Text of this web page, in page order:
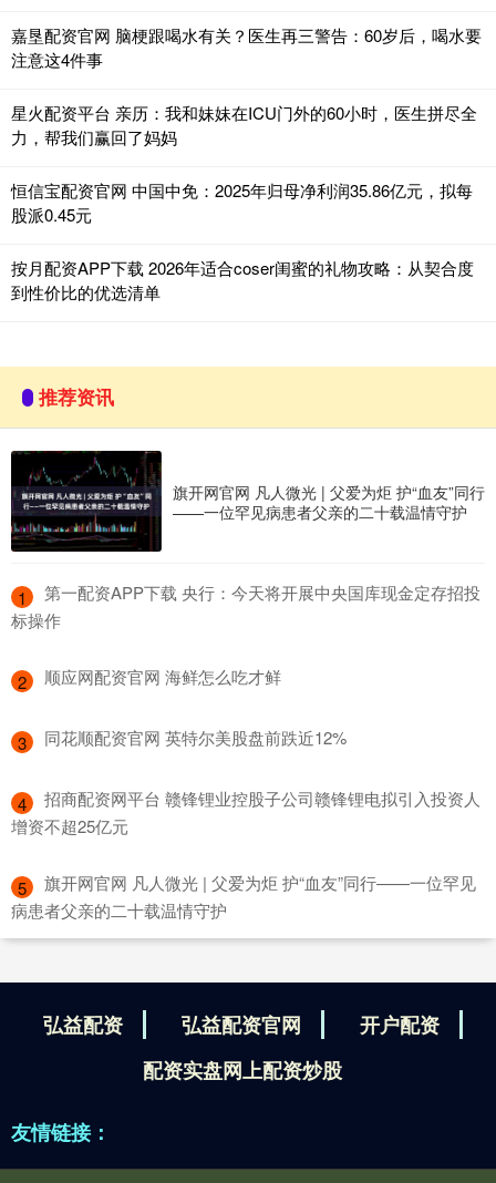
嘉垦配资官网 脑梗跟喝水有关？医生再三警告：60岁后，喝水要
注意这4件事
星火配资平台 亲历：我和妹妹在ICU门外的60小时，医生拼尽全
力，帮我们赢回了妈妈
恒信宝配资官网 中国中免：2025年归母净利润35.86亿元，拟每
股派0.45元
按月配资APP下载 2026年适合coser闺蜜的礼物攻略：从契合度
到性价比的优选清单
推荐资讯
旗开网官网 凡人微光 | 父爱为炬 护“血友”同行
——一位罕见病患者父亲的二十载温情守护
1
​第一配资APP下载 央行：今天将开展中央国库现金定存招投
标操作
2 ​顺应网配资官网 海鲜怎么吃才鲜
3 ​同花顺配资官网 英特尔美股盘前跌近12%
4
​招商配资网平台 赣锋锂业控股子公司赣锋锂电拟引入投资人
增资不超25亿元
5
​旗开网官网 凡人微光 | 父爱为炬 护“血友”同行——一位罕见
病患者父亲的二十载温情守护
弘益配资 弘益配资官网
开户配资
配资实盘网上配资炒股
友情链接：